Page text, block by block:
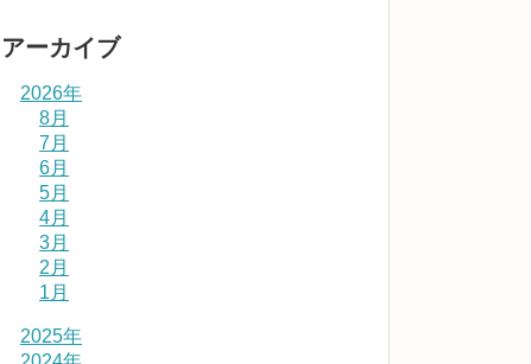
アーカイブ
2026年
8月
7月
6月
5月
4月
3月
2月
1月
2025年